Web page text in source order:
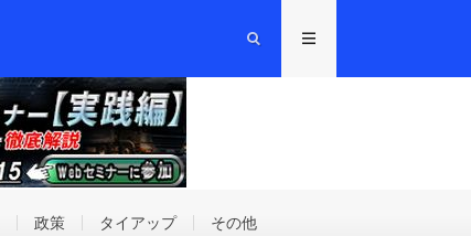
政策 タイアップ その他